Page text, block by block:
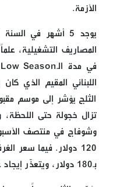
الأزمة.
يوجد 5 أشهر في
المصاريف التشغيلية،
اللبناني المقيم الذي
الثلج يؤشر إلى موسم
تزال خجولة حتى
120 دولار. فيما سعر
بـ180 دولار، ويتعذّر إيجاد غرفة شاغرة».